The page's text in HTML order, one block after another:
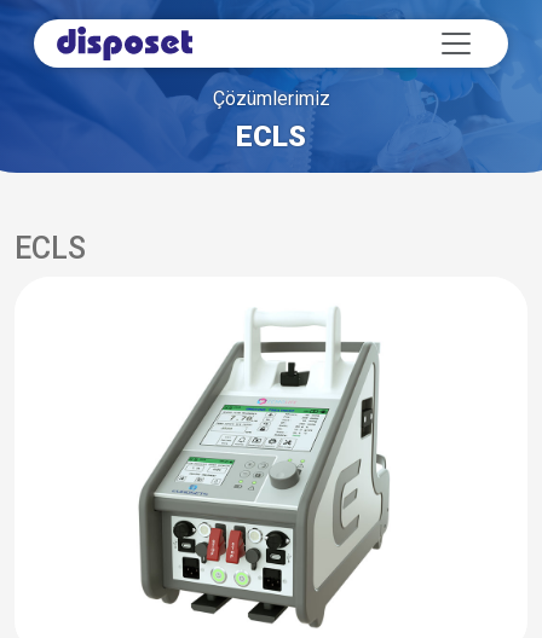
Çözümlerimiz
ECLS
ECLS